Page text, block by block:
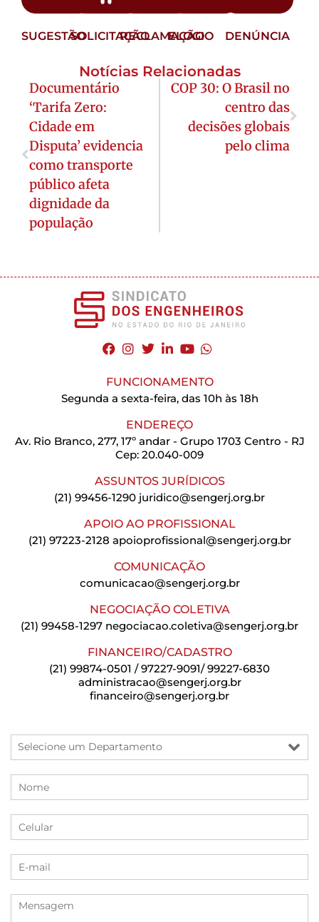
SUGESTÃOSOLICITAÇÃORECLAMAÇÃO
ELOGIO DENÚNCIA
Notícias Relacionadas
Documentário
‘Tarifa Zero:
Cidade em
Disputa’ evidencia
como transporte
público afeta
dignidade da
população
COP 30: O Brasil no
centro das
decisões globais
pelo clima
FUNCIONAMENTO
Segunda a sexta-feira, das 10h às 18h
ENDEREÇO
Av. Rio Branco, 277, 17º andar - Grupo 1703 Centro - RJ
Cep: 20.040-009
ASSUNTOS JURÍDICOS
(21) 99456-1290 juridico@sengerj.org.br
APOIO AO PROFISSIONAL
(21) 97223-2128 apoioprofissional@sengerj.org.br
COMUNICAÇÃO
comunicacao@sengerj.org.br
NEGOCIAÇÃO COLETIVA
(21) 99458-1297 negociacao.coletiva@sengerj.org.br
FINANCEIRO/CADASTRO
(21) 99874-0501 / 97227-9091/ 99227-6830
administracao@sengerj.org.br
financeiro@sengerj.org.br